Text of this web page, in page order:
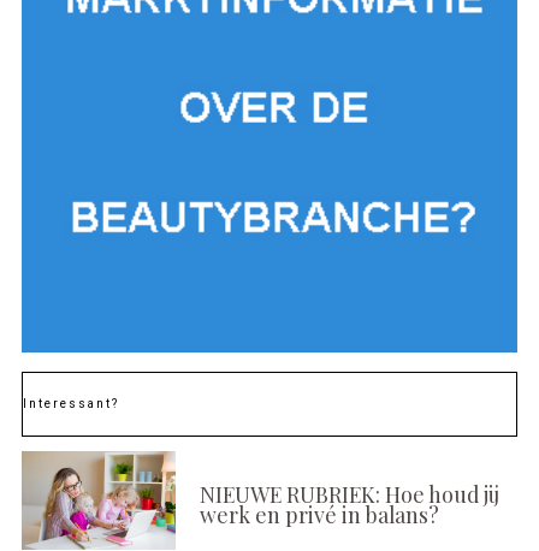
Interessant?
NIEUWE RUBRIEK: Hoe houd jij
werk en privé in balans?